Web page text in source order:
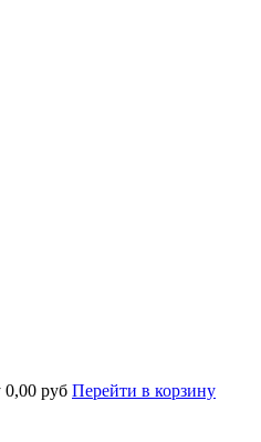
0,00 руб Перейти в корзину